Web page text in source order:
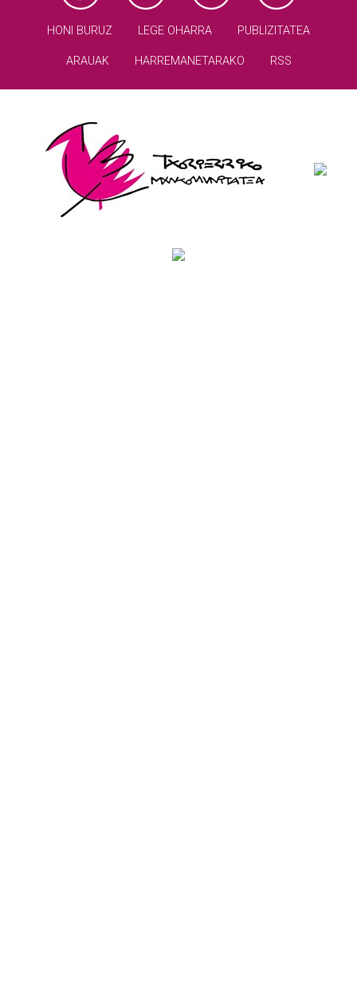
HONI BURUZ LEGE OHARRA PUBLIZITATEA
ARAUAK HARREMANETARAKO RSS